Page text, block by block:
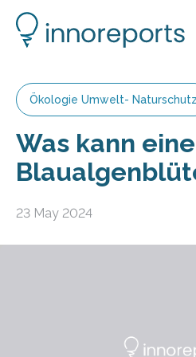
Ökologie Umwelt- Naturschutz
Was kann eine
23 May 2024